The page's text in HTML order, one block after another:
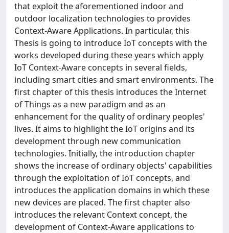
that exploit the aforementioned indoor and
outdoor localization technologies to provides
Context-Aware Applications. In particular, this
Thesis is going to introduce IoT concepts with the
works developed during these years which apply
IoT Context-Aware concepts in several fields,
including smart cities and smart environments. The
first chapter of this thesis introduces the Internet
of Things as a new paradigm and as an
enhancement for the quality of ordinary peoples'
lives. It aims to highlight the IoT origins and its
development through new communication
technologies. Initially, the introduction chapter
shows the increase of ordinary objects' capabilities
through the exploitation of IoT concepts, and
introduces the application domains in which these
new devices are placed. The first chapter also
introduces the relevant Context concept, the
development of Context-Aware applications to